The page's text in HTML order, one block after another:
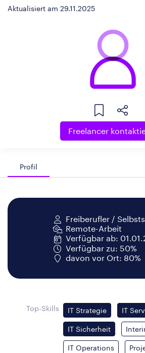
Aktualisiert am 29.11.2025
Freelancer
Profil
Freiberufler /
Remote-Arbeit
Verfügbar ab:
Verfügbar zu: 50%
davon vor Ort: 80%
Top-Skills IT Strategie IT
IT Sicherheit
IT Operations